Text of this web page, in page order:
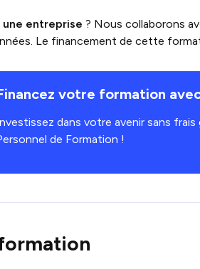
une entreprise ? Nous collaborons
Le financement de cette
votre formation
dans votre avenir sans
de Formation !